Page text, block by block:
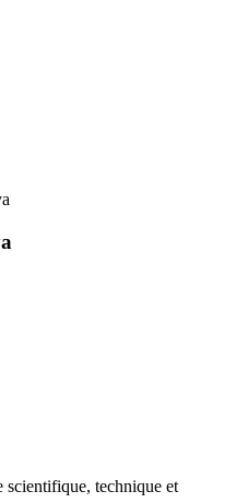
scientifique, technique et